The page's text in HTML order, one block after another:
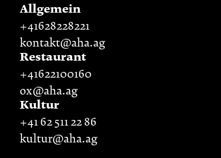
Allgemein
+41628228221
kontakt@aha.ag
Restaurant
+41622100160
ox@aha.ag
Kultur
+41 62 511 22 86
kultur@aha.ag